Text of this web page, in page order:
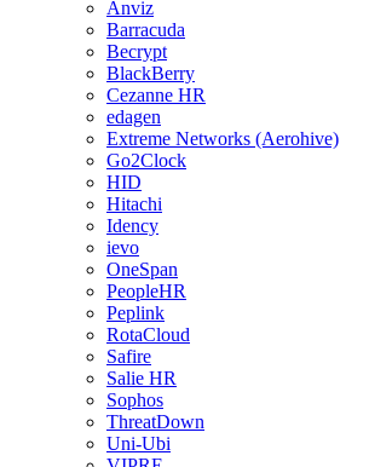
Anviz
Barracuda
Becrypt
BlackBerry
Cezanne HR
edagen
Extreme Networks (Aerohive)
Go2Clock
HID
Hitachi
Idency
ievo
OneSpan
PeopleHR
Peplink
RotaCloud
Safire
Salie HR
Sophos
ThreatDown
Uni-Ubi